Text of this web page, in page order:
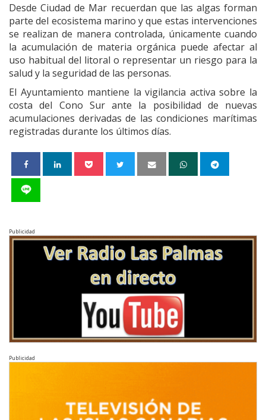
Desde Ciudad de Mar recuerdan que las algas forman
parte del ecosistema marino y que estas intervenciones
se realizan de manera controlada, únicamente cuando
la acumulación de materia orgánica puede afectar al
uso habitual del litoral o representar un riesgo para la
salud y la seguridad de las personas.
El Ayuntamiento mantiene la vigilancia activa sobre la
costa del Cono Sur ante la posibilidad de nuevas
acumulaciones derivadas de las condiciones marítimas
registradas durante los últimos días.
Publicidad
Publicidad